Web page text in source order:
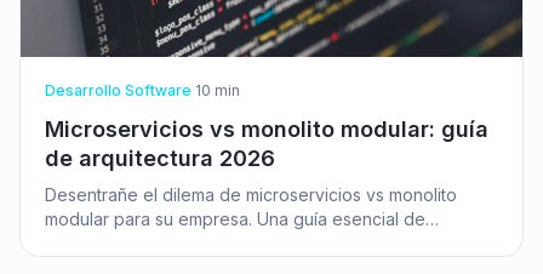
Desarrollo Software 10 min
Microservicios vs monolito modular: guía
de arquitectura 2026
Desentrañe el dilema de microservicios vs monolito
modular para su empresa. Una guía esencial de